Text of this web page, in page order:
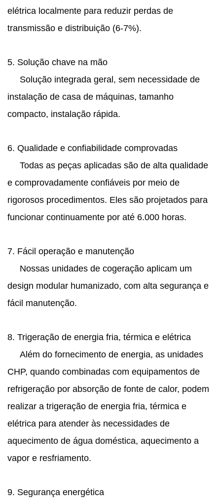
elétrica localmente para reduzir perdas de
transmissão e distribuição (6-7%).
5. Solução chave na mão
Solução integrada geral, sem necessidade de
instalação de casa de máquinas, tamanho
compacto, instalação rápida.
6. Qualidade e confiabilidade comprovadas
Todas as peças aplicadas são de alta qualidade
e comprovadamente confiáveis ​​por meio de
rigorosos procedimentos. Eles são projetados para
funcionar continuamente por até 6.000 horas.
7. Fácil operação e manutenção
Nossas unidades de cogeração aplicam um
design modular humanizado, com alta segurança e
fácil manutenção.
8. Trigeração de energia fria, térmica e elétrica
Além do fornecimento de energia, as unidades
CHP, quando combinadas com equipamentos de
refrigeração por absorção de fonte de calor, podem
realizar a trigeração de energia fria, térmica e
elétrica para atender às necessidades de
aquecimento de água doméstica, aquecimento a
vapor e resfriamento.
9. Segurança energética